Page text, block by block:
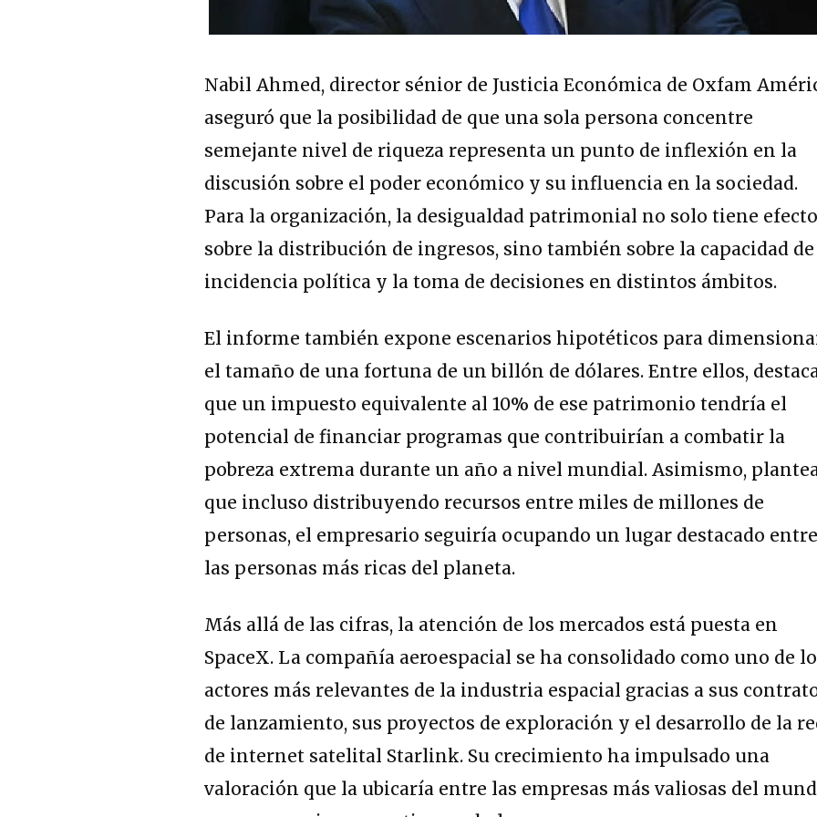
Nabil Ahmed, director sénior de Justicia Económica de Oxfam
aseguró que la posibilidad de que una sola persona concentre
semejante nivel de riqueza representa un punto de inflexión en la
discusión sobre el poder económico y su influencia en la sociedad.
Para la organización, la desigualdad patrimonial no solo tiene
sobre la distribución de ingresos, sino también sobre la capacidad de
incidencia política y la toma de decisiones en distintos ámbitos.
El informe también expone escenarios hipotéticos para
el tamaño de una fortuna de un billón de dólares. Entre ellos,
que un impuesto equivalente al 10% de ese patrimonio tendría el
potencial de financiar programas que contribuirían a combatir la
pobreza extrema durante un año a nivel mundial. Asimismo,
que incluso distribuyendo recursos entre miles de millones de
personas, el empresario seguiría ocupando un lugar destacado entre
las personas más ricas del planeta.
Más allá de las cifras, la atención de los mercados está puesta en
SpaceX. La compañía aeroespacial se ha consolidado como uno de
actores más relevantes de la industria espacial gracias a sus
de lanzamiento, sus proyectos de exploración y el desarrollo de la
de internet satelital Starlink. Su crecimiento ha impulsado una
valoración que la ubicaría entre las empresas más valiosas del